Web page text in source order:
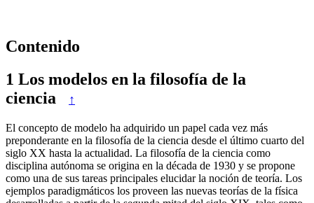
Contenido
1 Los modelos en la filosofía de la
ciencia
↑
El concepto de modelo ha adquirido un papel cada vez más
preponderante en la filosofía de la ciencia desde el último cuarto del
siglo XX hasta la actualidad. La filosofía de la ciencia como
disciplina autónoma se origina en la década de 1930 y se propone
como una de sus tareas principales elucidar la noción de teoría. Los
ejemplos paradigmáticos los proveen las nuevas teorías de la física